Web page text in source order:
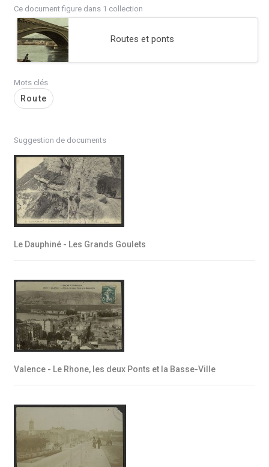
Ce document figure dans 1 collection
Routes et ponts
Mots clés
Route
Suggestion de documents
Le Dauphiné - Les Grands Goulets
Valence - Le Rhone, les deux Ponts et la Basse-Ville